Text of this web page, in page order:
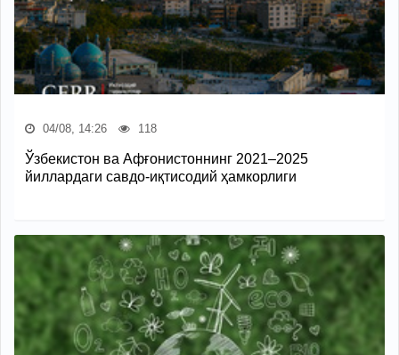
04/08, 14:26 118
Ўзбекистон ва Афғонистоннинг 2021–2025
йиллардаги савдо-иқтисодий ҳамкорлиги